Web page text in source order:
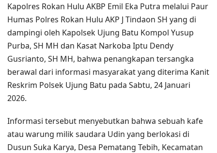
Kapolres Rokan Hulu AKBP Emil Eka Putra melalui Paur
Humas Polres Rokan Hulu AKP J Tindaon SH yang di
dampingi oleh Kapolsek Ujung Batu Kompol Yusup
Purba, SH MH dan Kasat Narkoba Iptu Dendy
Gusrianto, SH MH, bahwa penangkapan tersangka
berawal dari informasi masyarakat yang diterima Kanit
Reskrim Polsek Ujung Batu pada Sabtu, 24 Januari
2026.
Informasi tersebut menyebutkan bahwa sebuah kafe
atau warung milik saudara Udin yang berlokasi di
Dusun Suka Karya, Desa Pematang Tebih, Kecamatan